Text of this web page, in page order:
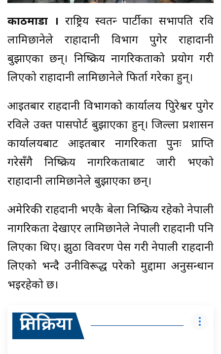
काठमाडौँ । राष्ट्रिय स्वतन्त्र पार्टीका सभापति रवि
लामिछानेले राहादानी विभाग पुगेर राहादानी
बुझाएका छन्। निष्क्रिय नागरिकताको प्रयोग गरी
लिएको राहादानी लामिछानेले फिर्ता गरेका हुन्।
आइतबार राहदानी विभागको कार्यालय त्रिपुरेश्वर पुगेर
रविले उक्त पासपोर्ट बुझाएका हुन्। जिल्ला प्रशासन
कार्यालयबाट आइतबार नागरिकता पुनः प्राप्ति
गरेसँगै निष्क्रिय नागरिकताबाट जारी भएको
राहादानी लामिछानेले बुझाएका छन्।
अमेरिकी राहदानी भएकै बेला निष्क्रिय रहेको नेपाली
नागरिकता देखाएर लामिछानेले नेपाली राहदानी पनि
लिएका थिए। झुठा विवरण पेस गरी नेपाली राहदानी
लिएको भन्दै उनीविरूद्ध परेको मुद्दामा अनुसन्धान
भइरहेको छ।
प्रतिक्रिया